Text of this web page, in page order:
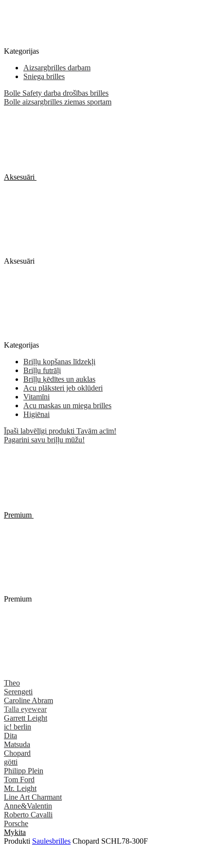
Kategorijas
Aizsargbrilles darbam
Sniega brilles
Bolle Safety darba drošības brilles
Bolle aizsargbrilles ziemas sportam
Aksesuāri
Aksesuāri
Kategorijas
Briļļu kopšanas līdzekļi
Briļļu futrāļi
Briļļu ķēdītes un auklas
Acu plāksteri jeb oklūderi
Vitamīni
Acu maskas un miega brilles
Higiēnai
Īpaši labvēlīgi produkti Tavām acīm!
Pagarini savu briļļu mūžu!
Premium
Premium
Theo
Serengeti
Caroline Abram
Talla eyewear
Garrett Leight
ic! berlin
Dita
Matsuda
Chopard
götti
Philipp Plein
Tom Ford
Mr. Leight
Line Art Charmant
Anne&Valentin
Roberto Cavalli
Porsche
Mykita
Produkti Saulesbrilles Chopard SCHL78-300F